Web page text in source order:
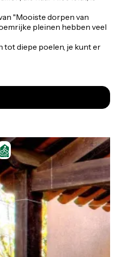
"Mooiste dorpen van
pleinen hebben veel
tot diepe poelen, je kunt er